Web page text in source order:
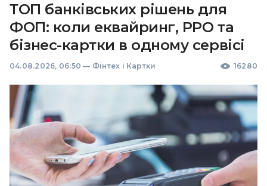
ТОП банківських рішень для
ФОП: коли еквайринг, РРО та
бізнес-картки в одному сервісі
04.08.2026, 06:50 — Фінтех і Картки 16280